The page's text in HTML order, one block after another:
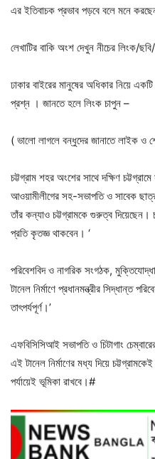
এর ইতিবাচক প্রভাব পড়বে বলে মনে
লেখাটির বাকি অংশ দেখুন নীচের লিংক/
ঢাকার বাইরের মানুষের অধিকার নিয়ে
প্রশ্ন । জানতে হলে লিংক চাপুন –
( ভালো লাগলে বন্ধুদের জানাতে লাইক ও
চট্টগ্রাম শহর অংশের সাথে দক্ষিণ
আওয়ামীলীগের সহ-সভাপতি ও সাবেক
তাঁর কন্যাও চট্টগ্রামকে গুরুত্ব দিয়েছেন।
প্রতি কৃতজ্ঞ থাকবেন। ‘
পরিবেশবিদ ও নাগরিক সংগঠক,
টানেল নির্মাণে প্রধানমন্ত্রীর সিদ্ধান্ত
তাৎপর্যপূর্ণ।’
এফবিসিসিআই সভাপতি ও চিটাগাং
এই টানেল নির্মাণের মধ্য দিয়ে
পর্যায়েই ভূমিকা রাখবে।#